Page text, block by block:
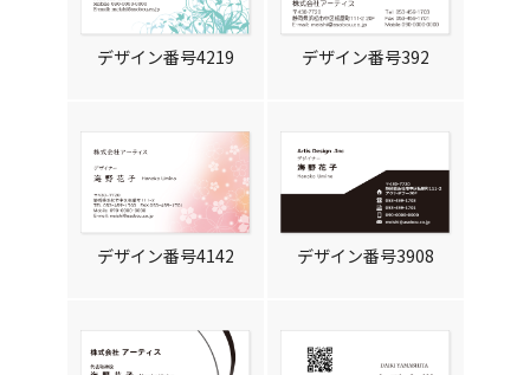
デザイン番号4219 デザイン番号392
デザイン番号4142 デザイン番号3908